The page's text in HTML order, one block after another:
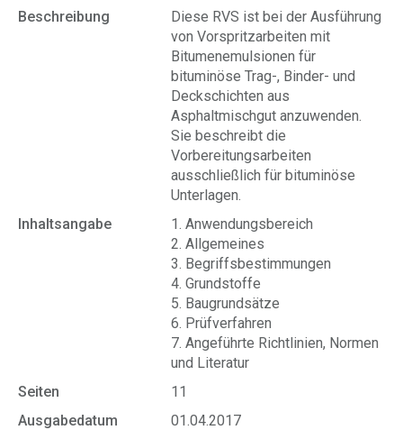
Beschreibung
Diese RVS ist bei der Ausführung
von Vorspritzarbeiten mit
Bitumenemulsionen für
bituminöse Trag-, Binder- und
Deckschichten aus
Asphaltmischgut anzuwenden.
Sie beschreibt die
Vorbereitungsarbeiten
ausschließlich für bituminöse
Unterlagen.
Inhaltsangabe
1. Anwendungsbereich
2. Allgemeines
3. Begriffsbestimmungen
4. Grundstoffe
5. Baugrundsätze
6. Prüfverfahren
7. Angeführte Richtlinien, Normen
und Literatur
Seiten
11
Ausgabedatum
01.04.2017